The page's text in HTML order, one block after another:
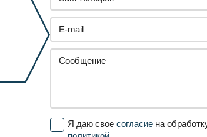
Я даю свое согласие на